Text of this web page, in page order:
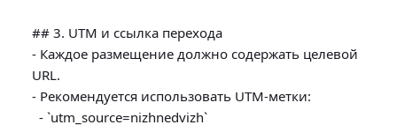
## 3. UTM и ссылка перехода
- Каждое размещение должно содержать целевой
URL.
- Рекомендуется использовать UTM-метки: